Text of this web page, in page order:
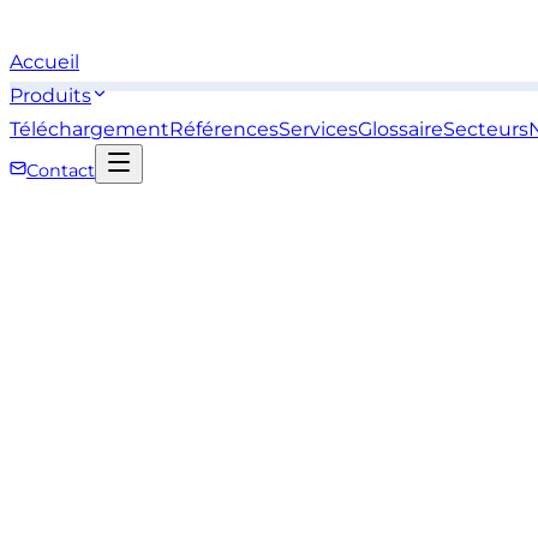
Accueil
Produits
TéléchargementRéférencesServicesGlossaireSecteurs
Contact